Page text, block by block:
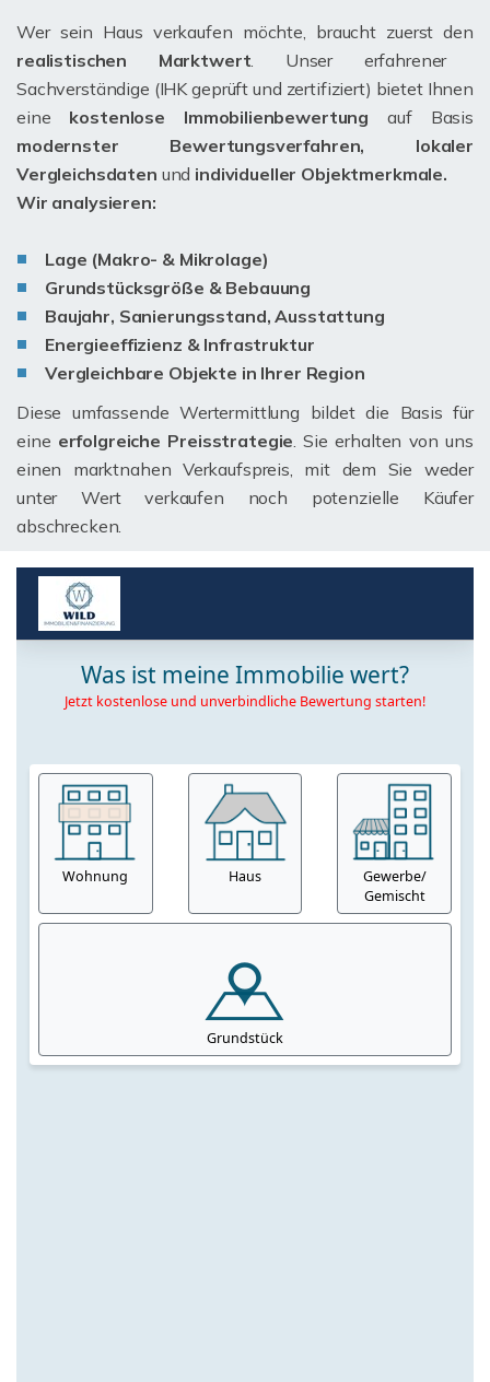
Wer sein Haus verkaufen möchte, braucht zuerst den
realistischen Marktwert. Unser erfahrener
Sachverständige (IHK geprüft und zertifiziert) bietet Ihnen
eine kostenlose Immobilienbewertung auf Basis
modernster Bewertungsverfahren, lokaler
Vergleichsdaten und individueller Objektmerkmale.
Wir analysieren:
Lage (Makro- & Mikrolage)
Grundstücksgröße & Bebauung
Baujahr, Sanierungsstand, Ausstattung
Energieeffizienz & Infrastruktur
Vergleichbare Objekte in Ihrer Region
Diese umfassende Wertermittlung bildet die Basis für
eine erfolgreiche Preisstrategie. Sie erhalten von uns
einen marktnahen Verkaufspreis, mit dem Sie weder
unter Wert verkaufen noch potenzielle Käufer
abschrecken.